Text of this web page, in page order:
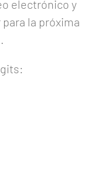
electrónico y
la próxima